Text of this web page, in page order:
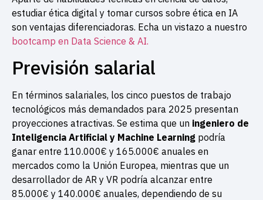
estudiar ética digital y tomar cursos sobre ética en IA
son ventajas diferenciadoras. Echa un vistazo a nuestro
bootcamp en Data Science & AI.
Previsión salarial
En términos salariales, los cinco puestos de trabajo
tecnológicos más demandados para 2025 presentan
proyecciones atractivas. Se estima que un ingeniero de
Inteligencia Artificial y Machine Learning podría
ganar entre 110.000€ y 165.000€ anuales en
mercados como la Unión Europea, mientras que un
desarrollador de AR y VR podría alcanzar entre
85.000€ y 140.000€ anuales, dependiendo de su